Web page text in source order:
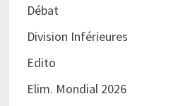
Débat
Division Inférieures
Edito
Elim. Mondial 2026